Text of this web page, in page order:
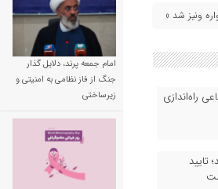
ونیز شد »
راه‌اندازی
امام جمعه پرند، دلایل گذار
جنگ از فاز نظامی به امنیتی و
زیرساختی